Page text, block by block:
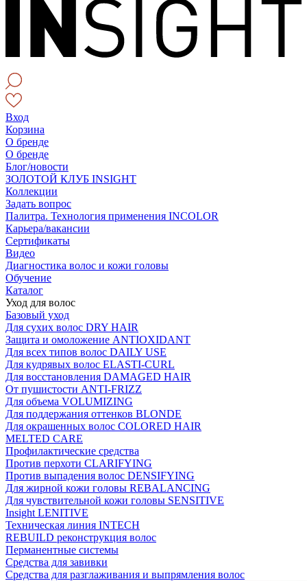
Вход
Корзина
О бренде
О бренде
Блог/новости
ЗОЛОТОЙ КЛУБ INSIGHT
Коллекции
Задать вопрос
Палитра. Технология применения INCOLOR
Карьера/вакансии
Сертификаты
Видео
Диагностика волос и кожи головы
Обучение
Каталог
Уход для волос
Базовый уход
Для сухих волос DRY HAIR
Защита и омоложение ANTIOXIDANT
Для всех типов волос DAILY USE
Для кудрявых волос ELASTI-CURL
Для восстановления DAMAGED HAIR
От пушистости ANTI-FRIZZ
Для объема VOLUMIZING
Для поддержания оттенков BLONDE
Для окрашенных волос COLORED HAIR
MELTED CARE
Профилактические средства
Против перхоти CLARIFYING
Против выпадения волос DENSIFYING
Для жирной кожи головы REBALANCING
Для чувствительной кожи головы SENSITIVE
Insight LENITIVE
Техническая линия INTECH
REBUILD реконструкция волос
Перманентные системы
Средства для завивки
Средства для разглаживания и выпрямления волос